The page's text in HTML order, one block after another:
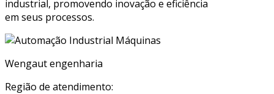
industrial, promovendo inovação e eficiência
em seus processos.
Wengaut engenharia
Região de atendimento: